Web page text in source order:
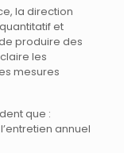
la direction
et
produire des
les
mesures
que :
annuel